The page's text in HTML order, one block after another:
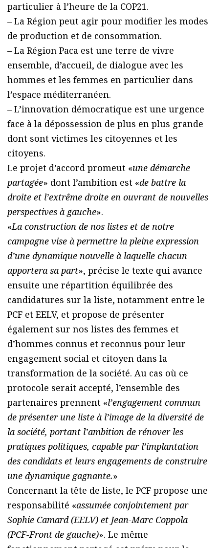
particulier à l’heure de la COP21.
– La Région peut agir pour modifier les modes
de production et de consommation.
– La Région Paca est une terre de vivre
ensemble, d’accueil, de dialogue avec les
hommes et les femmes en particulier dans
l’espace méditerranéen.
– L’innovation démocratique est une urgence
face à la dépossession de plus en plus grande
dont sont victimes les citoyennes et les
citoyens.
Le projet d’accord promeut «une démarche
partagée» dont l’ambition est «de battre la
droite et l’extrême droite en ouvrant de nouvelles
perspectives à gauche».
«La construction de nos listes et de notre
campagne vise à permettre la pleine expression
d’une dynamique nouvelle à laquelle chacun
apportera sa part», précise le texte qui avance
ensuite une répartition équilibrée des
candidatures sur la liste, notamment entre le
PCF et EELV, et propose de présenter
également sur nos listes des femmes et
d’hommes connus et reconnus pour leur
engagement social et citoyen dans la
transformation de la société. Au cas où ce
protocole serait accepté, l’ensemble des
partenaires prennent «l’engagement commun
de présenter une liste à l’image de la diversité de
la société, portant l’ambition de rénover les
pratiques politiques, capable par l’implantation
des candidats et leurs engagements de construire
une dynamique gagnante.»
Concernant la tête de liste, le PCF propose une
responsabilité «assumée conjointement par
Sophie Camard (EELV) et Jean-Marc Coppola
(PCF-Front de gauche)». Le même